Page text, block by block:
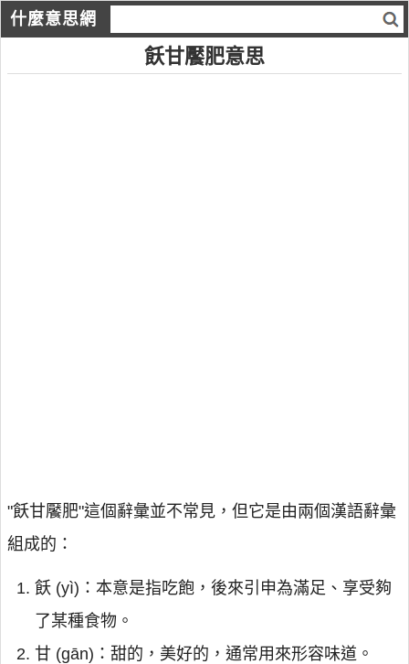
什麼意思網
飫甘饜肥意思
"飫甘饜肥"這個辭彙並不常見，但它是由兩個漢語辭彙
組成的：
飫 (yì)：本意是指吃飽，後來引申為滿足、享受夠
了某種食物。
甘 (gān)：甜的，美好的，通常用來形容味道。